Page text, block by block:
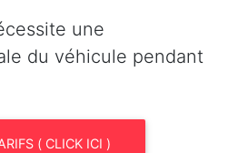
une
du véhicule pendant
( CLICK ICI )